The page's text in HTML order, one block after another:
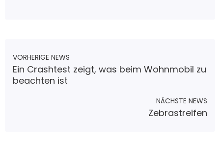
VORHERIGE NEWS
Ein Crashtest zeigt, was beim Wohnmobil zu
beachten ist
NÄCHSTE NEWS
Zebrastreifen